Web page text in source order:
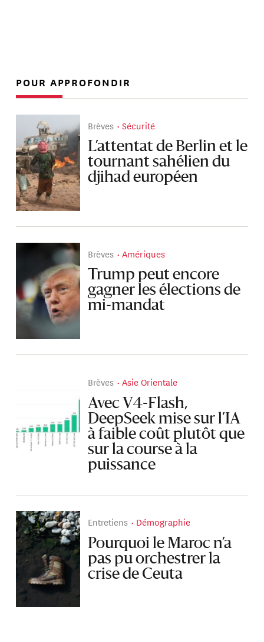
POUR APPROFONDIR
Brèves Sécurité
L’attentat de Berlin et le
tournant sahélien du
djihad européen
Brèves Amériques
Trump peut encore
gagner les élections de
mi-mandat
Brèves Asie Orientale
Avec V4-Flash,
DeepSeek mise sur l’IA
à faible coût plutôt que
sur la course à la
puissance
Entretiens Démographie
Pourquoi le Maroc n’a
pas pu orchestrer la
crise de Ceuta